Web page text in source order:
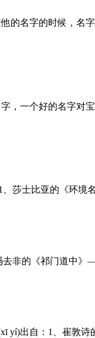
名字的时候，
，一个好的名字
莎士比亚的《环
非的《祁门道中
yí)出自：1、崔敦